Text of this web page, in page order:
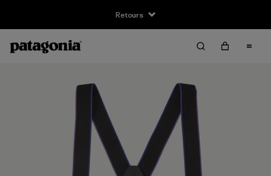
Retours